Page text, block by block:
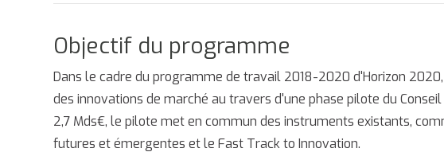
Objectif du programme
Dans le cadre du programme de travail 2018-2020 d'Horizon
des innovations de marché au travers d'une phase pilote du
2,7 Mds€, le pilote met en commun des instruments existants,
futures et émergentes et le Fast Track to Innovation.